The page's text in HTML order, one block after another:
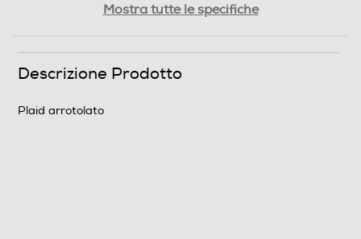
Mostra tutte le specifiche
Descrizione Prodotto
Plaid arrotolato